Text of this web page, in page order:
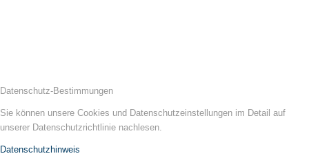
Datenschutz-Bestimmungen
Sie können unsere Cookies und Datenschutzeinstellungen im Detail auf
unserer Datenschutzrichtlinie nachlesen.
Datenschutzhinweis